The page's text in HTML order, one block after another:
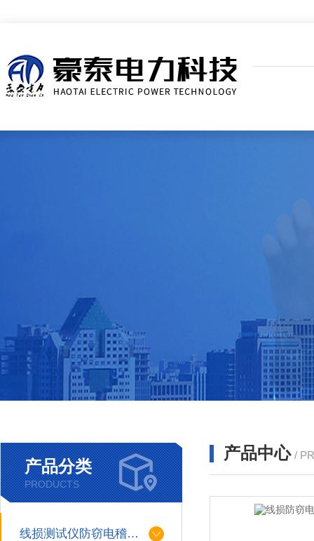
产品分类
PRODUCTS
线损测试仪防窃电稽查仪
产品中心 /